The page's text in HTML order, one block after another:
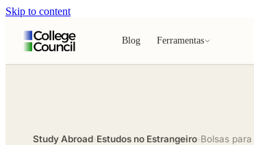
Skip to content
Blog Ferramentas
Study Abroad›Estudos no Estrangeiro›Bolsas